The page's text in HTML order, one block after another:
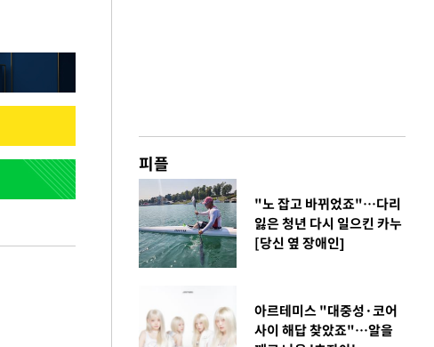
피플
"노 잡고 바뀌었죠"…다리
잃은 청년 다시 일으킨 카누
[당신 옆 장애인]
아르테미스 "대중성·코어
사이 해답 찾았죠"…알을